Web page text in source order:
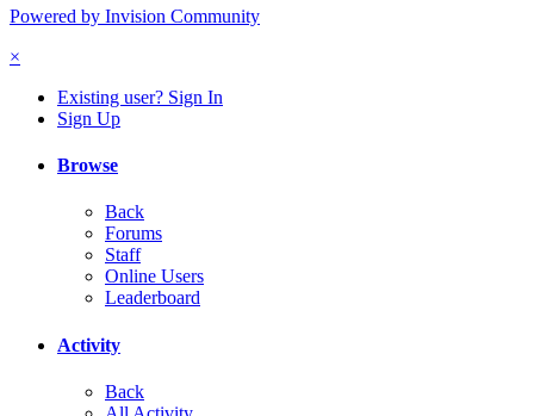
Powered by Invision Community
×
Existing user? Sign In
Sign Up
Browse
Back
Forums
Staff
Online Users
Leaderboard
Activity
Back